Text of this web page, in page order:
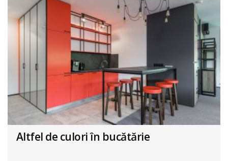
Altfel de culori în bucătărie